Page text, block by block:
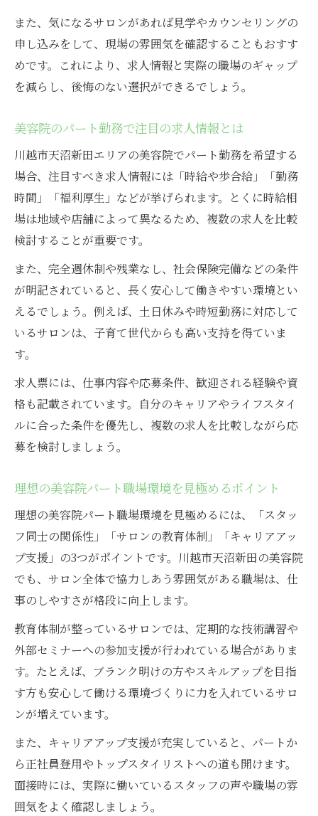
ト
美容院パートでも叶うトップスタイリスト
への道
美容師経験を活かす天沼新田パート求人情報
美容院経験者が選ばれるパート求人の特徴
天沼新田エリアの美容院で活かせる技術力
美容院パート求人で求められる実務経験と
は
美容師経験を活かすパートスタイリストの
働き方
美容院パート求人の応募時にアピールすべ
き点
技術力向上へ繋がる美容院パート勤務の実情
実態
美容院パートが技術力を伸ばすためのポイ
ント
働きながら技術を学べる美容院サポート体
美容院パート勤務がスキルアップに繋がる
理由
美容院内教育カリキュラムの活用法と魅力
また、気になるサロンがあれば見学やカウンセリングの
申し込みをして、現場の雰囲気を確認することもおすす
めです。これにより、求人情報と実際の職場のギャップ
を減らし、後悔のない選択ができるでしょう。
美容院のパート勤務で注目の求人情報とは
川越市天沼新田エリアの美容院でパート勤務を希望する
場合、注目すべき求人情報には「時給や歩合給」「勤務
時間」「福利厚生」などが挙げられます。とくに時給相
場は地域や店舗によって異なるため、複数の求人を比較
検討することが重要です。
また、完全週休制や残業なし、社会保険完備などの条件
が明記されていると、長く安心して働きやすい環境とい
えるでしょう。例えば、土日休みや時短勤務に対応して
いるサロンは、子育て世代からも高い支持を得ていま
す。
求人票には、仕事内容や応募条件、歓迎される経験や資
格も記載されています。自分のキャリアやライフスタイ
ルに合った条件を優先し、複数の求人を比較しながら応
募を検討しましょう。
理想の美容院パート職場環境を見極めるポイント
理想の美容院パート職場環境を見極めるには、「スタッ
フ同士の関係性」「サロンの教育体制」「キャリアアッ
プ支援」の3つがポイントです。川越市天沼新田の美容院
でも、サロン全体で協力しあう雰囲気がある職場は、仕
事のしやすさが格段に向上します。
教育体制が整っているサロンでは、定期的な技術講習や
外部セミナーへの参加支援が行われている場合がありま
す。たとえば、ブランク明けの方やスキルアップを目指
す方も安心して働ける環境づくりに力を入れているサロ
ンが増えています。
また、キャリアアップ支援が充実していると、パートか
ら正社員登用やトップスタイリストへの道も開けます。
面接時には、実際に働いているスタッフの声や職場の雰
囲気をよく確認しましょう。